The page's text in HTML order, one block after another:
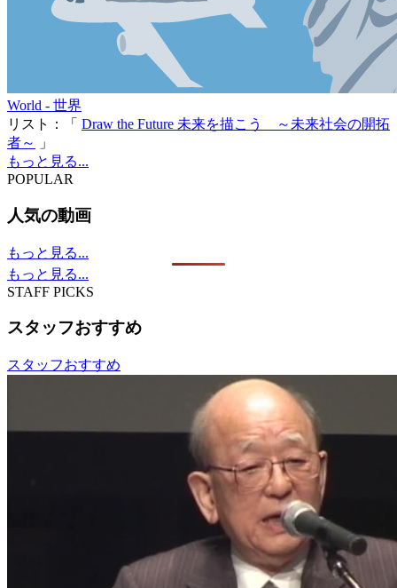
World - 世界
リスト：「 Draw the Future 未来を描こう ～未来社会の開拓
者～
」
もっと見る...
POPULAR
人気の動画
もっと見る...
もっと見る...
STAFF PICKS
スタッフおすすめ
スタッフおすすめ